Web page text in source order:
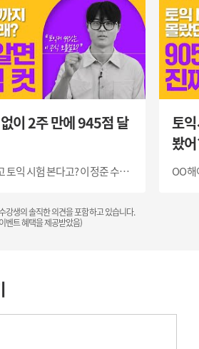
이 2주 만에 945점 달
토익 시험 본다고? 이정준 수강
토
봤
OO해
강생의 솔직한 의견을 포함하고 있습니다.
벤트 혜택을 제공받았음)